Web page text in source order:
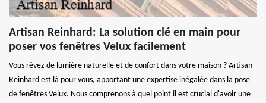
Artisan Reinhard: La solution clé en main pour
poser vos fenêtres Velux facilement
Vous rêvez de lumière naturelle et de confort dans votre maison ? Artisan
Reinhard est là pour vous, apportant une expertise inégalée dans la pose
de fenêtres Velux. Nous comprenons à quel point il est crucial d'avoir une